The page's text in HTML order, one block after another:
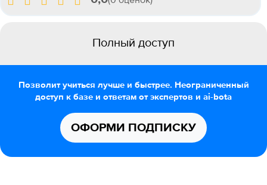
Полный доступ
Позволит учиться лучше и быстрее. Неограниченный
доступ к базе и ответам от экспертов и ai-bota
ОФОРМИ ПОДПИСКУ